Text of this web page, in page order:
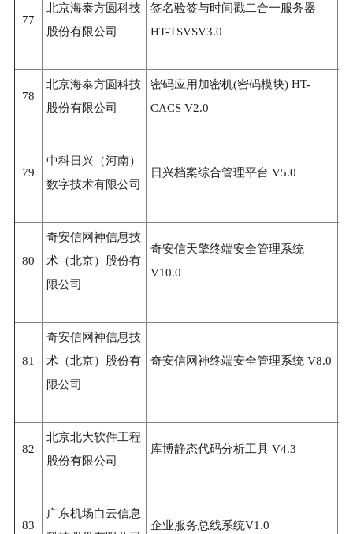
77
北京海泰方圆科技
股份有限公司
签名验签与时间戳二合一服务器
HT-TSVSV3.0
78
北京海泰方圆科技
股份有限公司
密码应用加密机(密码模块) HT-
CACS V2.0
79
中科日兴（河南）
数字技术有限公司
日兴档案综合管理平台 V5.0
80
奇安信网神信息技
术（北京）股份有
限公司
奇安信天擎终端安全管理系统
V10.0
81
奇安信网神信息技
术（北京）股份有
限公司
奇安信网神终端安全管理系统 V8.0
82
北京北大软件工程
股份有限公司
库博静态代码分析工具 V4.3
83
广东机场白云信息
企业服务总线系统V1.0